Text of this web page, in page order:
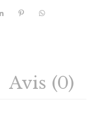
Avis (0)